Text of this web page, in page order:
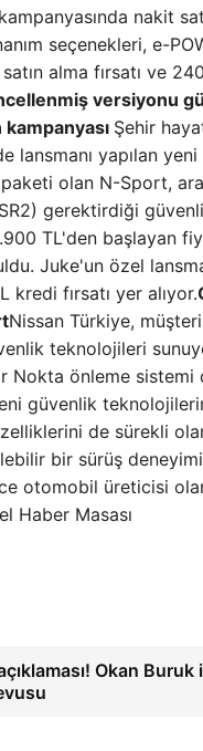
nakit
seçenekleri, e-
alma fırsatı ve
versiyonu
Şehir
lansmanı yapılan
olan N-Sport,
gerektirdiği
TL'den başlayan
Juke'un özel
fırsatı yer alıyor.
Nissan Türkiye,
teknolojileri
Nokta önleme
güvenlik
de sürekli
bir sürüş deneyimi
otomobil üreticisi
Haber Masası
Okan Buruk